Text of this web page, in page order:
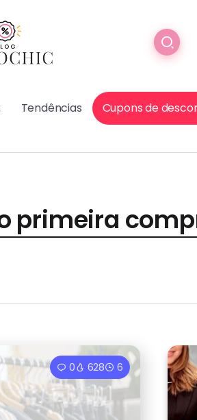
Tendências Cupons de
primeira
0 628 6